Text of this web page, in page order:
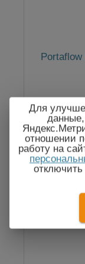
Portaflow
Для
отношении
работу на